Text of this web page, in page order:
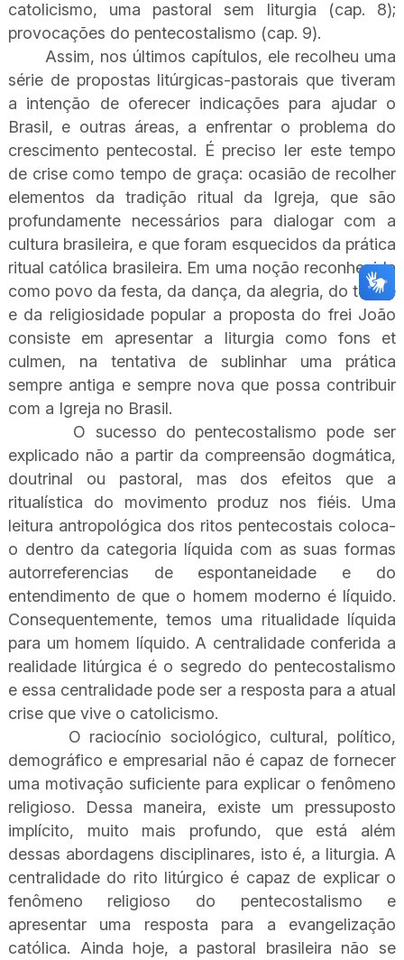
catolicismo, uma pastoral sem liturgia (cap. 8);
provocações do pentecostalismo (cap. 9).
Assim, nos últimos capítulos, ele recolheu uma
série de propostas litúrgicas-pastorais que tiveram
a intenção de oferecer indicações para ajudar o
Brasil, e outras áreas, a enfrentar o problema do
crescimento pentecostal. É preciso ler este tempo
de crise como tempo de graça: ocasião de recolher
elementos da tradição ritual da Igreja, que são
profundamente necessários para dialogar com a
cultura brasileira, e que foram esquecidos da prática
ritual católica brasileira. Em uma noção reconhecida
como povo da festa, da dança, da alegria, do toque
e da religiosidade popular a proposta do frei João
consiste em apresentar a liturgia como fons et
culmen, na tentativa de sublinhar uma prática
sempre antiga e sempre nova que possa contribuir
com a Igreja no Brasil.
O sucesso do pentecostalismo pode ser
explicado não a partir da compreensão dogmática,
doutrinal ou pastoral, mas dos efeitos que a
ritualística do movimento produz nos fiéis. Uma
leitura antropológica dos ritos pentecostais coloca-
o dentro da categoria líquida com as suas formas
autorreferencias de espontaneidade e do
entendimento de que o homem moderno é líquido.
Consequentemente, temos uma ritualidade líquida
para um homem líquido. A centralidade conferida a
realidade litúrgica é o segredo do pentecostalismo
e essa centralidade pode ser a resposta para a atual
crise que vive o catolicismo.
O raciocínio sociológico, cultural, político,
demográfico e empresarial não é capaz de fornecer
uma motivação suficiente para explicar o fenômeno
religioso. Dessa maneira, existe um pressuposto
implícito, muito mais profundo, que está além
dessas abordagens disciplinares, isto é, a liturgia. A
centralidade do rito litúrgico é capaz de explicar o
fenômeno religioso do pentecostalismo e
apresentar uma resposta para a evangelização
católica. Ainda hoje, a pastoral brasileira não se